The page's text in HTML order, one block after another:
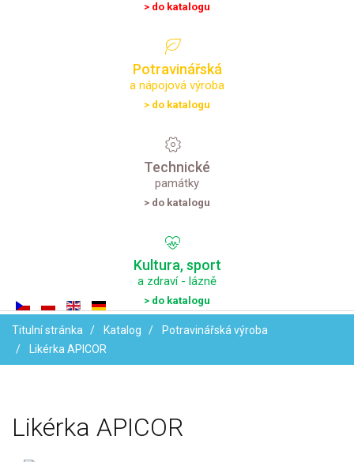
> do katalogu
Potravinářská
a nápojová výroba
> do katalogu
Technické
památky
> do katalogu
Kultura, sport
a zdraví - lázně
> do katalogu
Titulní stránka Katalog
Potravinářská výroba
Likérka APICOR
Likérka APICOR